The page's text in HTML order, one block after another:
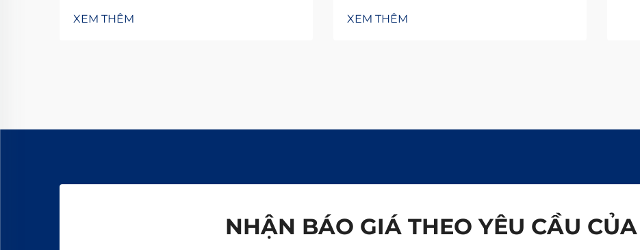
bỏ hiện tượng trượt, tăng năng suất
XEM THÊM
năm kinh nghiệm nghiên cứu và
XEM THÊM
NHẬN BÁO GIÁ THEO YÊU CẦU